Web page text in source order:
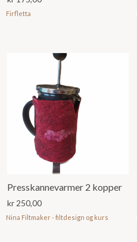
Firfletta
Presskannevarmer 2 kopper
kr 250,00
Nina Filtmaker - filtdesign og kurs